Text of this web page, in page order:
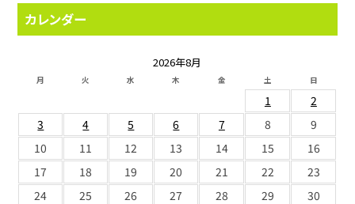
カレンダー
2026年8月
月 火 水 木 金 土 日
1
2
3
4 5 6 7 8
9
10
11 12 13 14 15
16
17
18 19 20 21 22
23
24
25 26 27 28 29
30